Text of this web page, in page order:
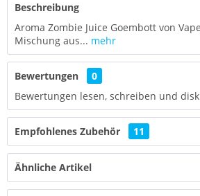
Beschreibung
Aroma Zombie Juice Goembott von
Mischung aus... mehr
Bewertungen
0
Bewertungen lesen, schreiben und
Empfohlenes Zubehör 11
Ähnliche Artikel